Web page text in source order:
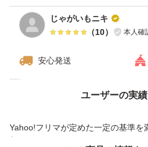
じゃがいもニキ
（10） 本人確
安心発送
ユーザーの実
Yahoo!フリマが定めた一定の基準を
付与しています
価格の相談